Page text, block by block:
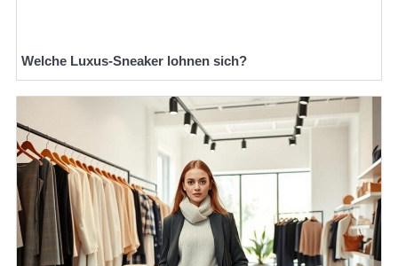
Welche Luxus-Sneaker lohnen sich?